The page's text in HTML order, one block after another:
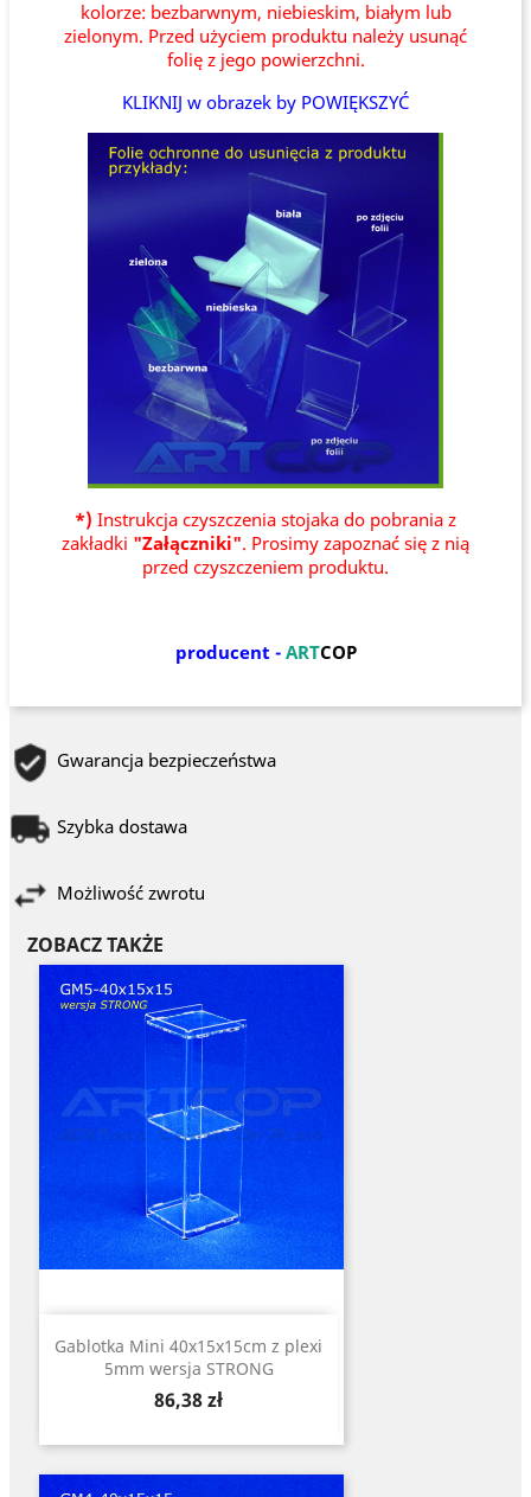
kolorze: bezbarwnym, niebieskim, białym lub
zielonym. Przed użyciem produktu należy usunąć
folię z jego powierzchni.
KLIKNIJ w obrazek by POWIĘKSZYĆ
*) Instrukcja czyszczenia stojaka do pobrania z
zakładki "Załączniki". Prosimy zapoznać się z nią
przed czyszczeniem produktu.
producent - ARTCOP
Gwarancja bezpieczeństwa
Szybka dostawa
Możliwość zwrotu
ZOBACZ TAKŻE
Gablotka Mini 40x15x15cm z plexi
5mm wersja STRONG
Cena
86,38 zł